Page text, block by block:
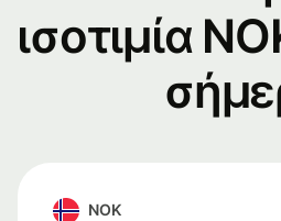
ισοτιμία
NOK